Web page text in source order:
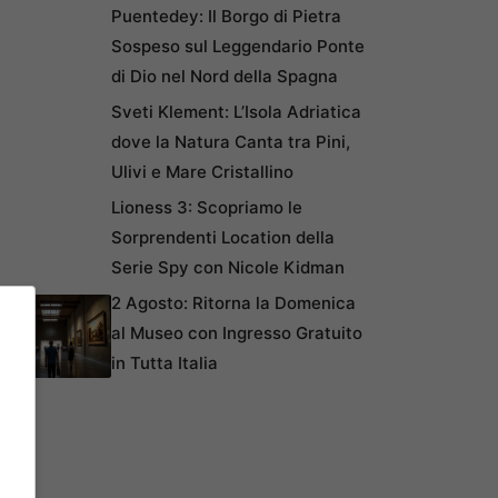
Puentedey: Il Borgo di Pietra
Sospeso sul Leggendario Ponte
di Dio nel Nord della Spagna
Sveti Klement: L’Isola Adriatica
dove la Natura Canta tra Pini,
Ulivi e Mare Cristallino
Lioness 3: Scopriamo le
Sorprendenti Location della
Serie Spy con Nicole Kidman
2 Agosto: Ritorna la Domenica
al Museo con Ingresso Gratuito
in Tutta Italia